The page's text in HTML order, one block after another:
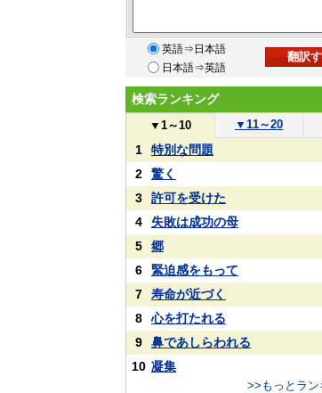
英語⇒日本語
日本語⇒英語
検索ランキング
▼ 1～10 ▼ 11～20
1
特別な問題
2
驚く
3
許可を受けた
4
失敗は成功の母
5
郷
6
緊迫感をもって
7
寿命が近づく
8
心を打たれる
9
鼻であしらわれる
10 凝集
>>もっとラ